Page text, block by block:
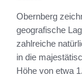
Obernberg
geografische
zahlreiche
in die
Höhe von etwa